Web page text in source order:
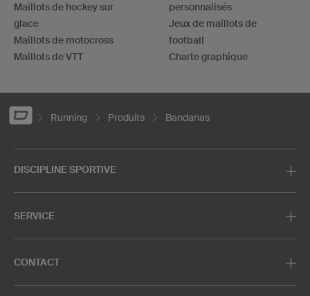
Maillots de hockey sur
glace
Maillots de motocross
Maillots de VTT
personnalisés
Jeux de maillots de
football
Charte graphique
Running Produits Bandanas
DISCIPLINE SPORTIVE
SERVICE
CONTACT